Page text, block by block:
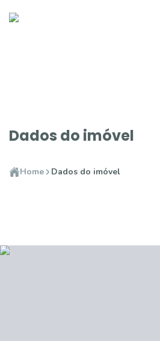
Dados do imóvel
Home Dados do imóvel